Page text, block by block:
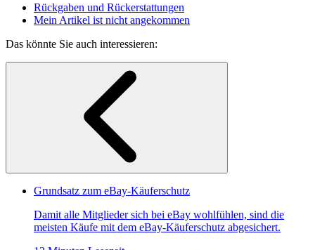
Rückgaben und Rückerstattungen
Mein Artikel ist nicht angekommen
Das könnte Sie auch interessieren:
Grundsatz zum eBay-Käuferschutz
Damit alle Mitglieder sich bei eBay wohlfühlen, sind die
meisten Käufe mit dem eBay-Käuferschutz abgesichert.